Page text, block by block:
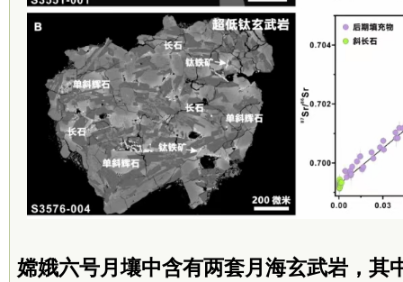
嫦娥六号月壤中含有两套月海玄武岩，其